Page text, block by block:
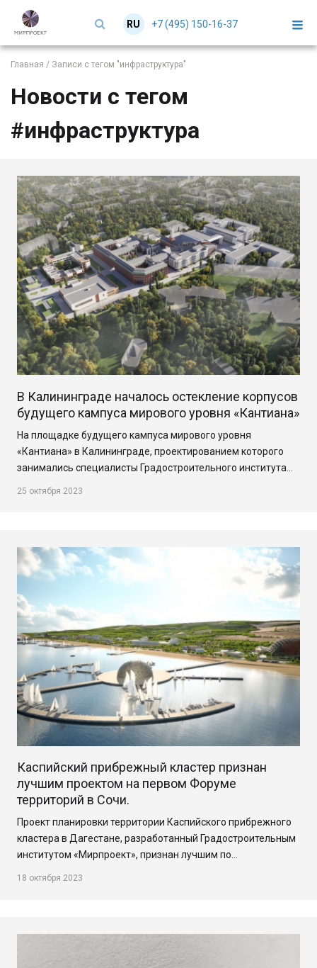
EN
RU +7 (495) 150-16-37
Главная / Записи с тегом "инфраструктура"
Новости с тегом
#инфраструктура
В Калининграде началось остекление корпусов
будущего кампуса мирового уровня «Кантиана»
На площадке будущего кампуса мирового уровня
«Кантиана» в Калининграде, проектированием которого
занимались специалисты Градостроительного института…
25 октября 2023
Каспийский прибрежный кластер признан
лучшим проектом на первом Форуме
территорий в Сочи.
Проект планировки территории Каспийского прибрежного
кластера в Дагестане, разработанный Градостроительным
институтом «Мирпроект», признан лучшим по…
18 октября 2023